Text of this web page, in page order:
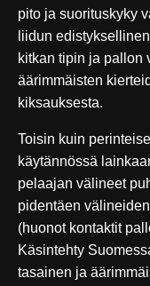
pito ja suorituskyky
liidun
kitkan tipin ja pallon
äärimmäisten
kiksauksesta.
Toisin kuin
käytännössä
pelaajan välineet
pidentäen
(huonot kontaktit
Käsintehty
tasainen ja